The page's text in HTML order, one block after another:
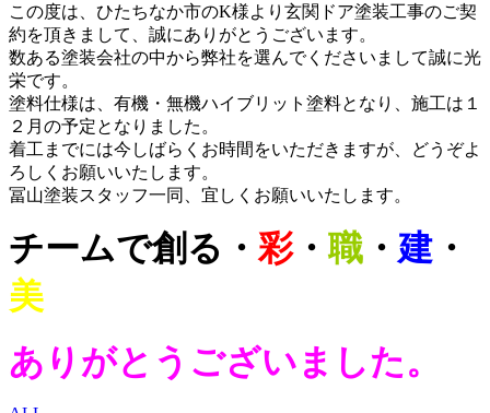
この度は、ひたちなか市のK様より玄関ドア塗装工事のご契
約を頂きまして、誠にありがとうございます。
数ある塗装会社の中から弊社を選んでくださいまして誠に光
栄です。
塗料仕様は、有機・無機ハイブリット塗料となり、施工は１
２月の予定となりました。
着工までには今しばらくお時間をいただきますが、どうぞよ
ろしくお願いいたします。
冨山塗装スタッフ一同、宜しくお願いいたします。
チームで創る・ 彩・ 職 ・ 建 ・
美
ありがとうございました。